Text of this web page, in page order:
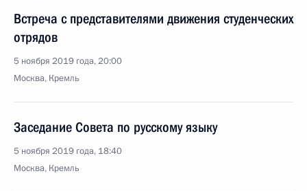
Встреча с представителями движения студенческих
отрядов
5 ноября 2019 года, 20:00
Москва, Кремль
Заседание Совета по русскому языку
5 ноября 2019 года, 18:40
Москва, Кремль